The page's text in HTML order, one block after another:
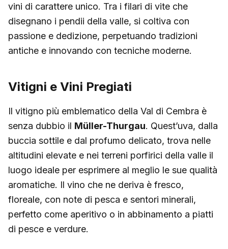
vini di carattere unico. Tra i filari di vite che
disegnano i pendii della valle, si coltiva con
passione e dedizione, perpetuando tradizioni
antiche e innovando con tecniche moderne.
Vitigni e Vini Pregiati
Il vitigno più emblematico della Val di Cembra è
senza dubbio il Müller-Thurgau. Quest’uva, dalla
buccia sottile e dal profumo delicato, trova nelle
altitudini elevate e nei terreni porfirici della valle il
luogo ideale per esprimere al meglio le sue qualità
aromatiche. Il vino che ne deriva è fresco,
floreale, con note di pesca e sentori minerali,
perfetto come aperitivo o in abbinamento a piatti
di pesce e verdure.